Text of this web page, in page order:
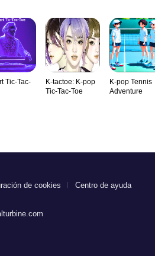
Tic-Tac-
K-tactoe: K-pop
Tic-Tac-Toe
K-pop Tennis
Adventure
de cookies Centro de ayuda